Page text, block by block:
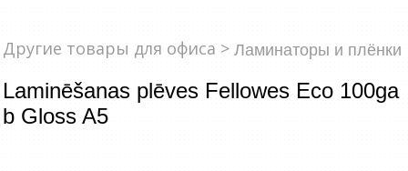
Смарт устройства
ТВ, Фото и электроника
Другие товары для офиса > Ламинаторы и плёнки
Laminēšanas plēves Fellowes Eco 100ga
b Gloss A5